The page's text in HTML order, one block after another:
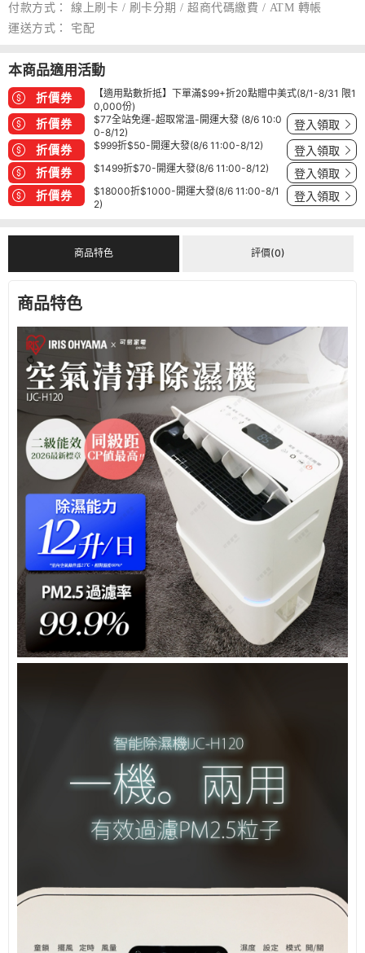
付款方式：
線上刷卡 / 刷卡分期 / 超商代碼繳費 / ATM 轉帳
運送方式：
宅配
本商品適用活動
折價券
【適用點數折抵】下單滿$99+折20點贈中美式(8/1-8/31 限1
0,000份)
折價券
$77全站免運-超取常溫-開運大發 (8/6 10:0
0-8/12)
登入領取
折價券 $999折$50-開運大發(8/6 11:00-8/12) 登入領取
折價券 $1499折$70-開運大發(8/6 11:00-8/12) 登入領取
折價券
$18000折$1000-開運大發(8/6 11:00-8/1
2)
登入領取
商品特色 評價(0)
商品特色